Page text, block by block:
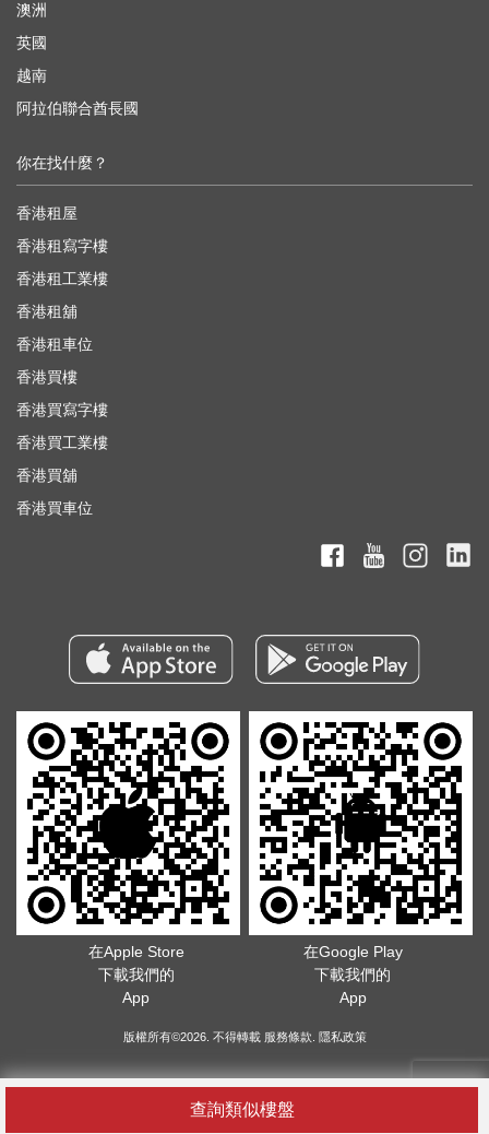
查詢類似樓盤
澳洲
英國
越南
阿拉伯聯合酋長國
你在找什麼？
香港租屋
香港租寫字樓
香港租工業樓
香港租舖
香港租車位
香港買樓
香港買寫字樓
香港買工業樓
香港買舖
香港買車位
在Apple Store
下載我們的
App
在Google Play
下載我們的
App
版權所有©2026. 不得轉載 服務條款 隱私政策